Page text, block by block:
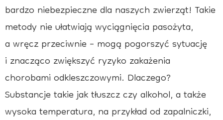
bardzo niebezpieczne dla naszych zwierząt! Takie
metody nie ułatwiają wyciągnięcia pasożyta,
a wręcz przeciwnie – mogą pogorszyć sytuację
i znacząco zwiększyć ryzyko zakażenia
chorobami odkleszczowymi. Dlaczego?
Substancje takie jak tłuszcz czy alkohol, a także
wysoka temperatura, na przykład od zapalniczki,